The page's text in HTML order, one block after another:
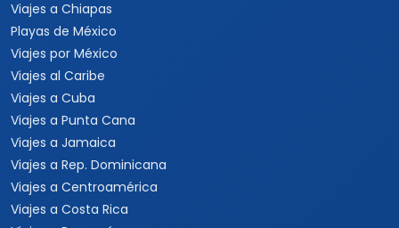
Viajes a Chiapas
Playas de México
Viajes por México
Viajes al Caribe
Viajes a Cuba
Viajes a Punta Cana
Viajes a Jamaica
Viajes a Rep. Dominicana
Viajes a Centroamérica
Viajes a Costa Rica